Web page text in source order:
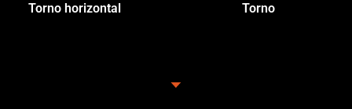
Torno horizontal Torno